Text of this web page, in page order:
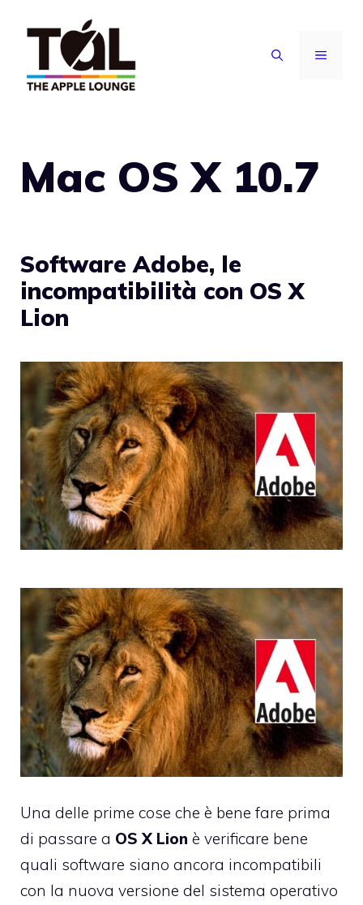
contenuto
MENU
Mac OS X 10.7
Software Adobe, le
incompatibilità con OS X
Lion
Una delle prime cose che è bene fare prima
di passare a OS X Lion è verificare bene
quali software siano ancora incompatibili
con la nuova versione del sistema operativo